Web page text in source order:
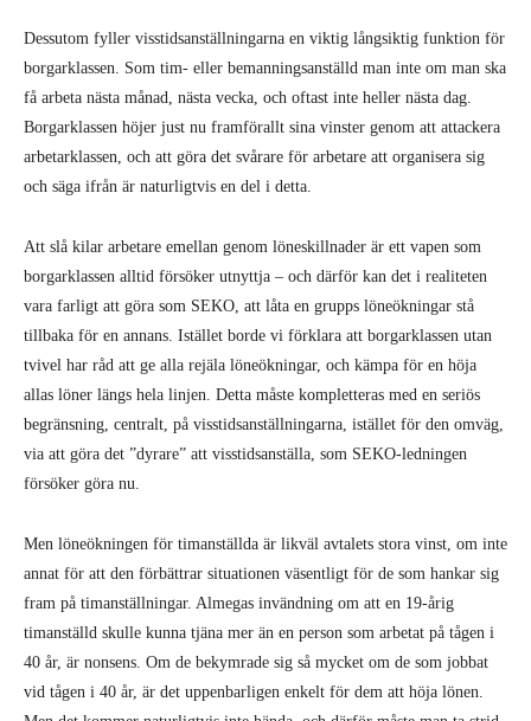
Dessutom fyller visstidsanställningarna en viktig långsiktig funktion för
borgarklassen. Som tim- eller bemanningsanställd man inte om man ska
få arbeta nästa månad, nästa vecka, och oftast inte heller nästa dag.
Borgarklassen höjer just nu framförallt sina vinster genom att attackera
arbetarklassen, och att göra det svårare för arbetare att organisera sig
och säga ifrån är naturligtvis en del i detta.
Att slå kilar arbetare emellan genom löneskillnader är ett vapen som
borgarklassen alltid försöker utnyttja – och därför kan det i realiteten
vara farligt att göra som SEKO, att låta en grupps löneökningar stå
tillbaka för en annans. Istället borde vi förklara att borgarklassen utan
tvivel har råd att ge alla rejäla löneökningar, och kämpa för en höja
allas löner längs hela linjen. Detta måste kompletteras med en seriös
begränsning, centralt, på visstidsanställningarna, istället för den omväg,
via att göra det ”dyrare” att visstidsanställa, som SEKO-ledningen
försöker göra nu.
Men löneökningen för timanställda är likväl avtalets stora vinst, om inte
annat för att den förbättrar situationen väsentligt för de som hankar sig
fram på timanställningar. Almegas invändning om att en 19-årig
timanställd skulle kunna tjäna mer än en person som arbetat på tågen i
40 år, är nonsens. Om de bekymrade sig så mycket om de som jobbat
vid tågen i 40 år, är det uppenbarligen enkelt för dem att höja lönen.